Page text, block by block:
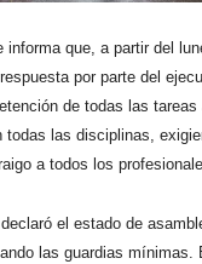
informa que, a partir del
por parte del
de todas las
todas las disciplinas,
a todos los
el estado de
las guardias mínimas.